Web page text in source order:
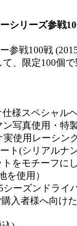
シリーズ参戦
参戦100戦
、限定100個
様スペシャル
ン写真使用・特
使用レーシン
ト(シリアルナ
をモチーフに
を使用）
ーズンドライ
入者様へ向け